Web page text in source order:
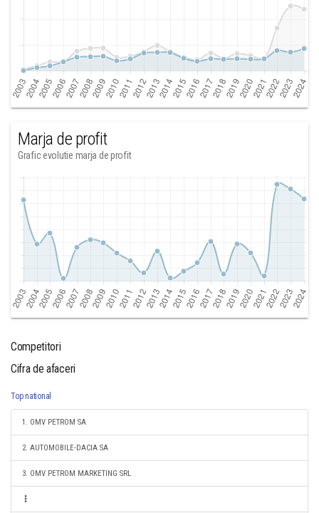
Marja de profit
Grafic evolutie marja de profit
Competitori
Cifra de afaceri
Top national
1. OMV PETROM SA
2. AUTOMOBILE-DACIA SA
3. OMV PETROM MARKETING SRL